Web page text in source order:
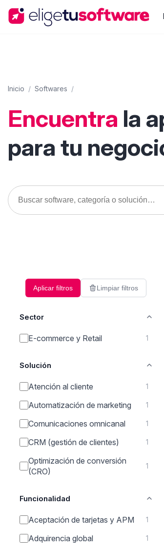
Inicio / Softwares /
Encuentra la
para tu
Aplicar filtros Limpiar filtros
Sector
E-commerce y Retail 1
Solución
Atención al cliente 1
Automatización de marketing 1
Comunicaciones omnicanal 1
CRM (gestión de clientes) 1
Optimización de conversión
(CRO)
1
Funcionalidad
Aceptación de tarjetas y APM 1
Adquirencia global 1